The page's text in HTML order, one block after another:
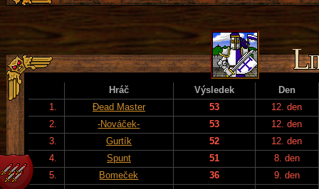
Hráč Výsledek
Den
1.
Đead Master 53
12. den
2.
-Nováček- 53
12. den
3.
Gurtík 52
12. den
4.
Spunt 51
8. den
5.
Bomeček 36
9. den